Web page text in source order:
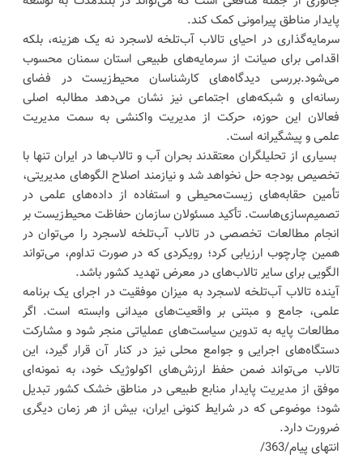
پایدار مناطق پیرامونی کمک کند.
سرمایه‌گذاری در احیای تالاب آب‌تلخه لاسجرد نه یک هزینه، بلکه
اقدامی برای صیانت از سرمایه‌های طبیعی استان سمنان محسوب
می‌شود.بررسی دیدگاه‌های کارشناسان محیط‌زیست در فضای
رسانه‌ای و شبکه‌های اجتماعی نیز نشان می‌دهد مطالبه اصلی
فعالان این حوزه، حرکت از مدیریت واکنشی به سمت مدیریت
علمی و پیشگیرانه است.
بسیاری از تحلیلگران معتقدند بحران آب و تالاب‌ها در ایران تنها با
تخصیص بودجه حل نخواهد شد و نیازمند اصلاح الگوهای مدیریتی،
تأمین حقابه‌های زیست‌محیطی و استفاده از داده‌های علمی در
تصمیم‌سازی‌هاست. تأکید مسئولان سازمان حفاظت محیط‌زیست بر
انجام مطالعات تخصصی در تالاب آب‌تلخه لاسجرد را می‌توان در
همین چارچوب ارزیابی کرد؛ رویکردی که در صورت تداوم، می‌تواند
الگویی برای سایر تالاب‌های در معرض تهدید کشور باشد.
آینده تالاب آب‌تلخه لاسجرد به میزان موفقیت در اجرای یک برنامه
علمی، جامع و مبتنی بر واقعیت‌های میدانی وابسته است. اگر
مطالعات پایه به تدوین سیاست‌های عملیاتی منجر شود و مشارکت
دستگاه‌های اجرایی و جوامع محلی نیز در کنار آن قرار گیرد، این
تالاب می‌تواند ضمن حفظ ارزش‌های اکولوژیک خود، به نمونه‌ای
موفق از مدیریت پایدار منابع طبیعی در مناطق خشک کشور تبدیل
شود؛ موضوعی که در شرایط کنونی ایران، بیش از هر زمان دیگری
ضرورت دارد.
انتهای پیام/363/